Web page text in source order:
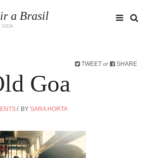
a Brasil
VIDA
TWEET or SHARE
Goa
BY SARA HORTA